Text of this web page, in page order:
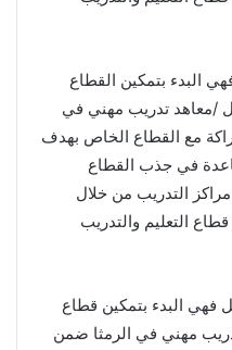
البدء بتمكين القطاع
وتشغيل 3 مشاغل /معاهد تدريب مهني في
مع القطاع الخاص بهدف
في جذب القطاع
التدريب من خلال
التعليم والتدريب
فهي البدء بتمكين قطاع
مهني في الرمثا ضمن